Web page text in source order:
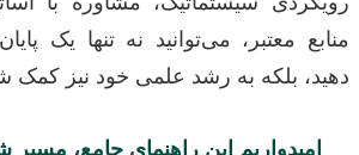
معتبر، می‌توانید نه تنها یک پایان‌نامه
بلکه به رشد علمی خود نیز کمک شایانی
این راهنمای جامع، مسیر شما